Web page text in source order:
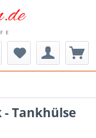
- Tankhülse